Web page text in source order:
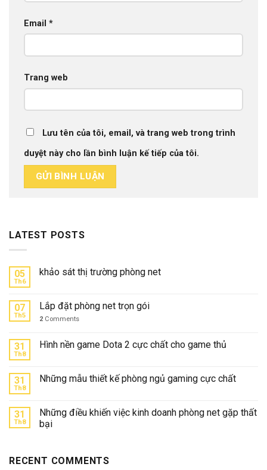
Email *
Trang web
Lưu tên của tôi, email, và trang web trong trình
duyệt này cho lần bình luận kế tiếp của tôi.
LATEST POSTS
05
Th6
khảo sát thị trường phòng net
07
Th5
Lắp đặt phòng net trọn gói
2 Comments
31
Th8
Hình nền game Dota 2 cực chất cho game thủ
31
Th8
Những mẫu thiết kế phòng ngủ gaming cực chất
31
Th8
Những điều khiến việc kinh doanh phòng net gặp thất
bại
RECENT COMMENTS